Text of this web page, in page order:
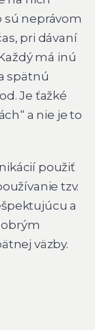
sú neprávom
pri dávaní
má inú
spätnú
Je ťažké
a nie je to
použiť
tzv.
a
väzby.